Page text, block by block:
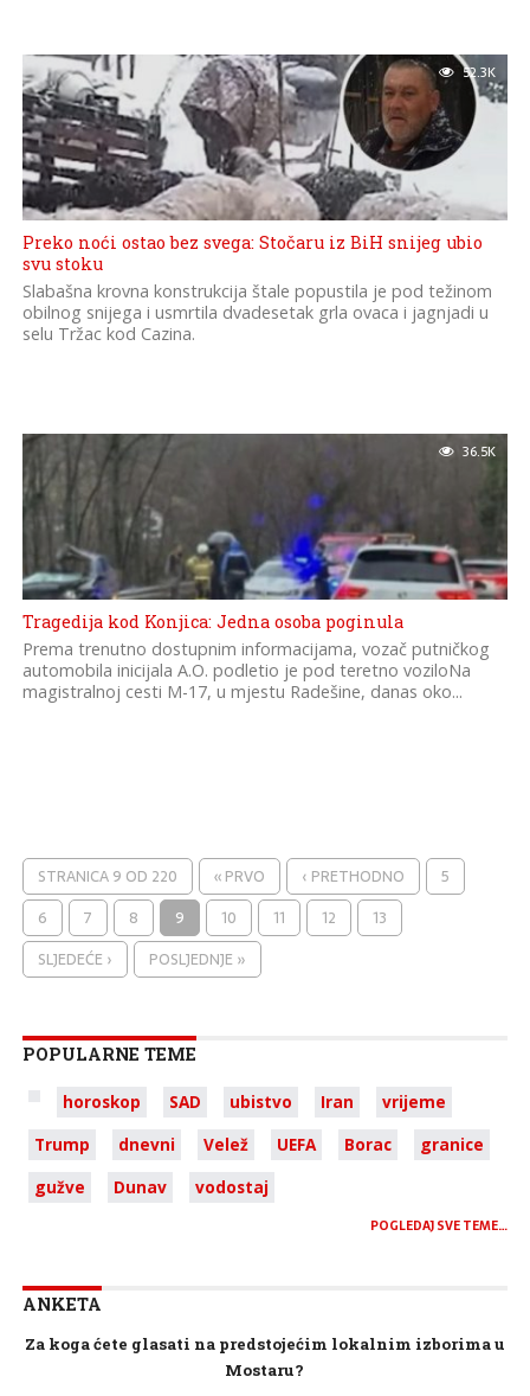
52.3K
Preko noći ostao bez svega: Stočaru iz BiH snijeg ubio
svu stoku
Slabašna krovna konstrukcija štale popustila je pod težinom
obilnog snijega i usmrtila dvadesetak grla ovaca i jagnjadi u
selu Tržac kod Cazina.
36.5K
Tragedija kod Konjica: Jedna osoba poginula
Prema trenutno dostupnim informacijama, vozač putničkog
automobila inicijala A.O. podletio je pod teretno voziloNa
magistralnoj cesti M-17, u mjestu Radešine, danas oko...
STRANICA 9 OD 220 « PRVO ‹ PRETHODNO
5
6
7 8 9 10 11 12
13
SLJEDEĆE ›
POSLJEDNJE »
POPULARNE TEME
horoskop SAD ubistvo Iran
vrijeme
Trump
dnevni Velež UEFA Borac
granice
gužve
Dunav vodostaj
POGLEDAJ SVE TEME…
ANKETA
Za koga ćete glasati na predstojećim lokalnim izborima u
Mostaru?